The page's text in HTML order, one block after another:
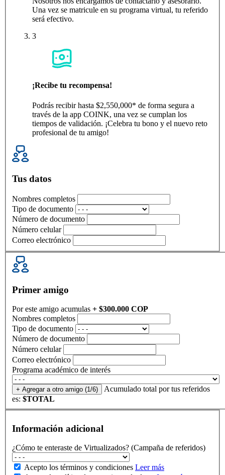
Una vez se matricule en su programa virtual, tu referido
será efectivo.
3
¡Recibe tu recompensa!
Podrás recibir hasta $2,550,000* de forma segura a
través de la app COINK, una vez se cumplan los
tiempos de validación. ¡Celebra tu bono y el nuevo reto
profesional de tu amigo!
Tus datos
Nombres completos
Tipo de documento
Número de documento
Número celular
Correo electrónico
Primer amigo
Por este amigo acumulas + $300.000 COP
Nombres completos
Tipo de documento
Número de documento
Número celular
Correo electrónico
Programa académico de interés
+ Agregar a otro amigo (1/6)
Acumulado total por tus referidos
es: $TOTAL
Información adicional
¿Cómo te enteraste de Virtualizados? (Campaña de referidos)
Acepto los términos y condiciones Leer más